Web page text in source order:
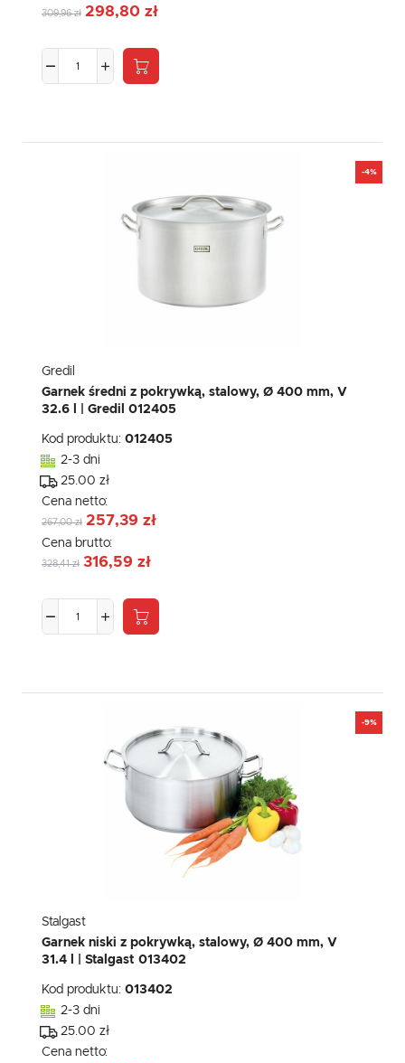
309,96 zł 298,80 zł
-4%
Gredil
Garnek średni z pokrywką, stalowy, Ø 400 mm, V
32.6 l | Gredil 012405
Kod produktu: 012405
2-3 dni
25.00 zł
Cena netto:
267,00 zł 257,39 zł
Cena brutto:
328,41 zł 316,59 zł
-9%
Stalgast
Garnek niski z pokrywką, stalowy, Ø 400 mm, V
31.4 l | Stalgast 013402
Kod produktu: 013402
2-3 dni
25.00 zł
Cena netto: